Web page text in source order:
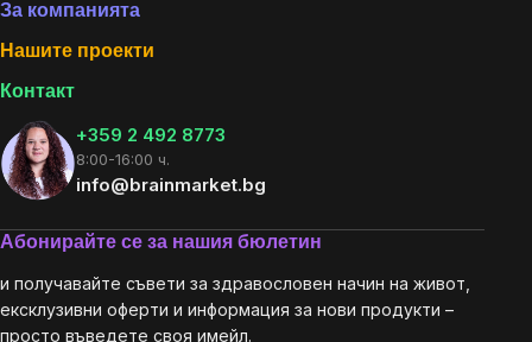
За компанията
Нашите проекти
Контакт
+359 2 492 8773
8:00-16:00 ч.
info@brainmarket.bg
Абонирайте се за нашия бюлетин
и получавайте съвети за здравословен начин на живот,
ексклузивни оферти и информация за нови продукти –
просто въведете своя имейл.